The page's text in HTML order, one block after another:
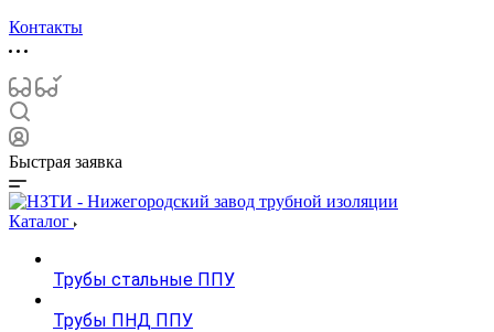
Контакты
Быстрая заявка
Каталог
Трубы стальные ППУ
Трубы ПНД ППУ